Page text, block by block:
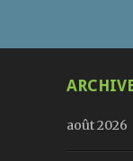
août 2026